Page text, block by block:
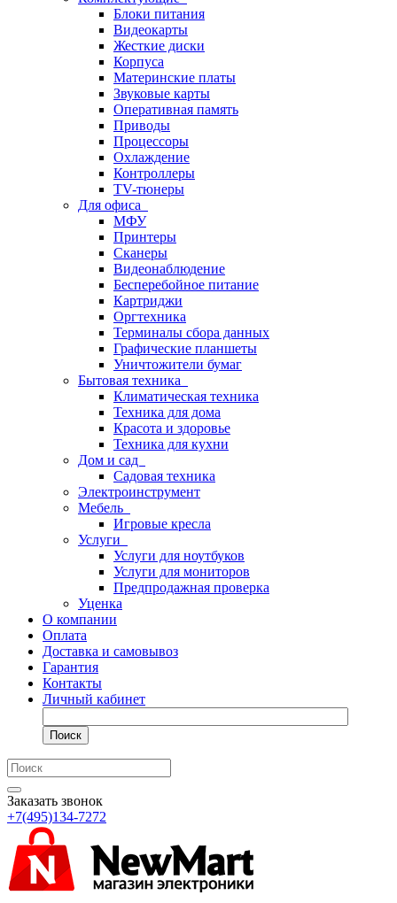
Блоки питания
Видеокарты
Жесткие диски
Корпуса
Материнские платы
Звуковые карты
Оперативная память
Приводы
Процессоры
Охлаждение
Контроллеры
TV-тюнеры
Для офиса
МФУ
Принтеры
Сканеры
Видеонаблюдение
Бесперебойное питание
Картриджи
Оргтехника
Терминалы сбора данных
Графические планшеты
Уничтожители бумаг
Бытовая техника
Климатическая техника
Техника для дома
Красота и здоровье
Техника для кухни
Дом и сад
Садовая техника
Электроинструмент
Мебель
Игровые кресла
Услуги
Услуги для ноутбуков
Услуги для мониторов
Предпродажная проверка
Уценка
О компании
Оплата
Доставка и самовывоз
Гарантия
Контакты
Личный кабинет
Поиск
Заказать звонок
+7(495)134-7272